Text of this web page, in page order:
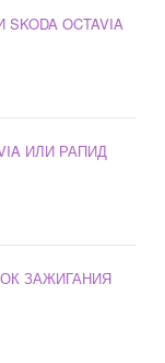
OCTAVIA
ИЛИ РАПИД
ЗАЖИГАНИЯ